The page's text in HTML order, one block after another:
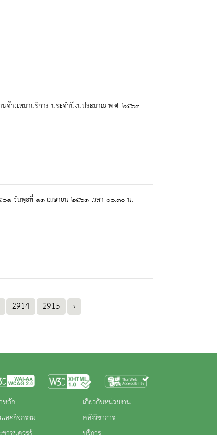
นจ้างเหมาบริการ ประจำปีงบประมาณ พ.ศ. ๒๕๖๓
๖๑ วันพุธที่ ๑๑ เมษายน ๒๕๖๑ เวลา ๐๖.๓๐ น.
2914 2915 ›
หลัก
ละกิจกรรม
เกี่ยวกับหน่วยงาน
คลังวิชาการ